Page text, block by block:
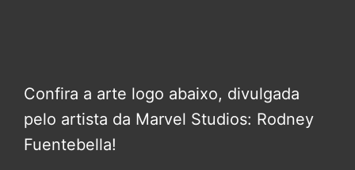
Confira a arte logo abaixo, divulgada
pelo artista da Marvel Studios: Rodney
Fuentebella!